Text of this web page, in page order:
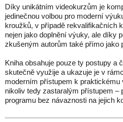
Díky unikátním videokurzům je
jedinečnou volbou pro moderní
kroužků, v případě rekvalifikačních
nejen jako doplnění výuky, ale díky
zkušeným autorům také přímo jako
Kniha obsahuje pouze ty postupy a
skutečně využije a ukazuje je v
moderním přístupem k
nikoliv tedy zastaralým přístupem –
programu bez návaznosti na jejich